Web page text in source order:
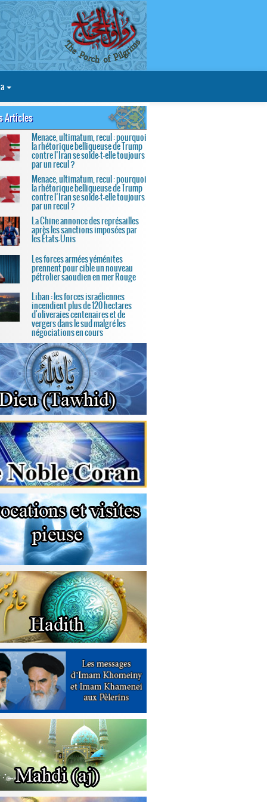
Articles
Menace, ultimatum, recul : pourquoi
la rhétorique belliqueuse de Trump
contre l’Iran se solde-t-elle toujours
par un recul ?
Menace, ultimatum, recul : pourquoi
la rhétorique belliqueuse de Trump
contre l’Iran se solde-t-elle toujours
par un recul ?
La Chine annonce des représailles
après les sanctions imposées par
les États-Unis
Les forces armées yéménites
prennent pour cible un nouveau
pétrolier saoudien en mer Rouge
Liban : les forces israéliennes
incendient plus de 120 hectares
d'oliveraies centenaires et de
vergers dans le sud malgré les
négociations en cours